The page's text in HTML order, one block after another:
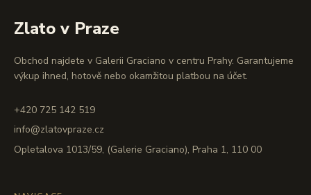
Zlato v Praze
Obchod najdete v Galerii Graciano v centru Prahy. Garantujeme
výkup ihned, hotově nebo okamžitou platbou na účet.
+420 725 142 519
info@zlatovpraze.cz
Opletalova 1013/59, (Galerie Graciano), Praha 1, 110 00